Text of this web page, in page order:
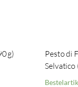
g)
Pesto di
Selvatico